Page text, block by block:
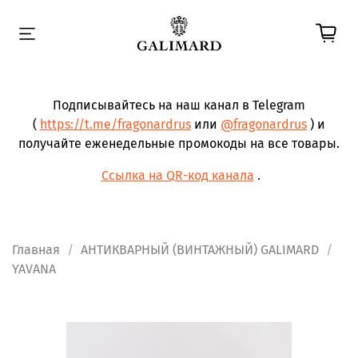
Подписывайтесь на наш канал в Telegram
( https://t.me/fragonardrus или @fragonardrus ) и
получайте еженедельные промокоды на все товары.
Ссылка на QR-код канала .
Главная
АНТИКВАРНЫЙ (ВИНТАЖНЫЙ) GALIMARD
YAVANA